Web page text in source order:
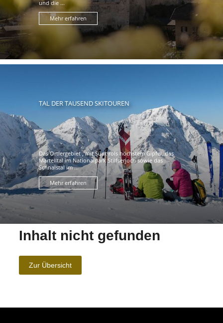
und die ...
Mehr erfahren
TAL DER TAUSEND SKITOUREN
Das Ortlergebiet , mit Südtirols höchstem Gipfel, das
Martelltal im Nationalpark Stilfserjoch sowie das
Schnalstal im ...
Mehr erfahren